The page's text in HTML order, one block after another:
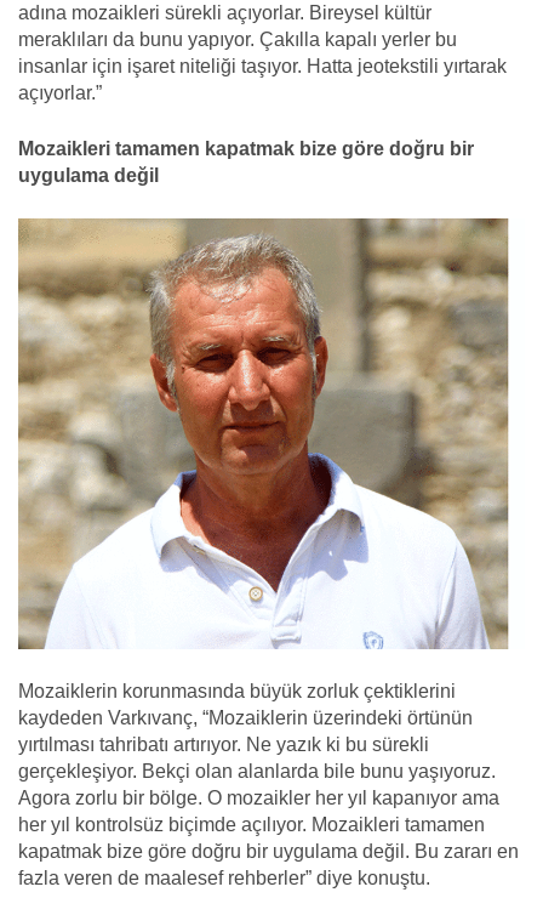
adına mozaikleri sürekli açıyorlar. Bireysel kültür
meraklıları da bunu yapıyor. Çakılla kapalı yerler bu
insanlar için işaret niteliği taşıyor. Hatta jeotekstili yırtarak
açıyorlar.”
Mozaikleri tamamen kapatmak bize göre doğru bir
uygulama değil
Mozaiklerin korunmasında büyük zorluk çektiklerini
kaydeden Varkıvanç, “Mozaiklerin üzerindeki örtünün
yırtılması tahribatı artırıyor. Ne yazık ki bu sürekli
gerçekleşiyor. Bekçi olan alanlarda bile bunu yaşıyoruz.
Agora zorlu bir bölge. O mozaikler her yıl kapanıyor ama
her yıl kontrolsüz biçimde açılıyor. Mozaikleri tamamen
kapatmak bize göre doğru bir uygulama değil. Bu zararı en
fazla veren de maalesef rehberler” diye konuştu.